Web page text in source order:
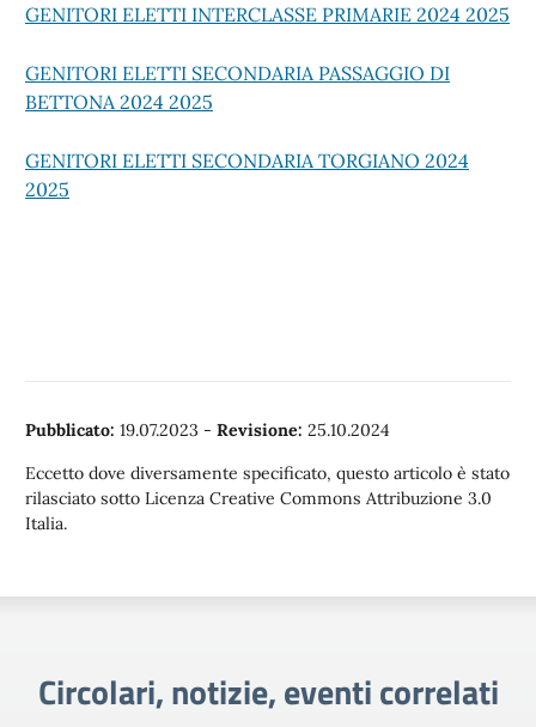
GENITORI ELETTI INTERCLASSE PRIMARIE 2024 2025
GENITORI ELETTI SECONDARIA PASSAGGIO DI
BETTONA 2024 2025
GENITORI ELETTI SECONDARIA TORGIANO 2024
2025
Pubblicato: 19.07.2023 - Revisione: 25.10.2024
Eccetto dove diversamente specificato, questo articolo è stato
rilasciato sotto Licenza Creative Commons Attribuzione 3.0
Italia.
Circolari, notizie, eventi correlati